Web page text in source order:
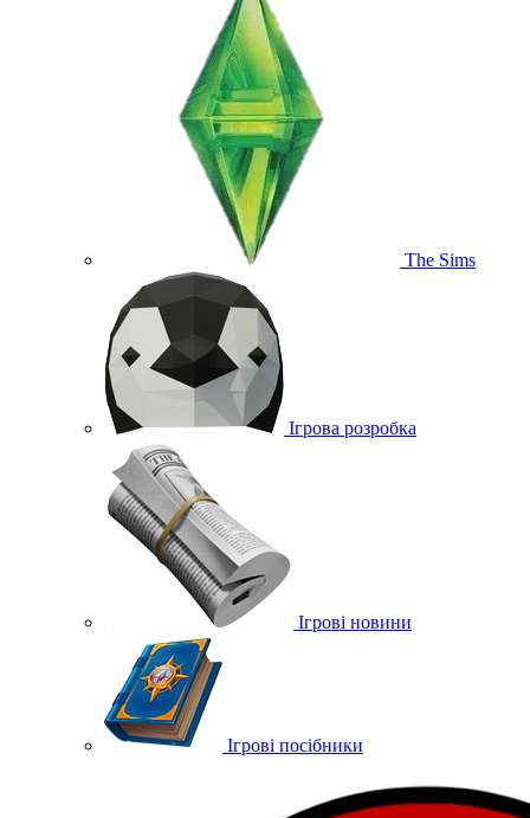
The Sims
Ігрова розробка
Ігрові новини
Ігрові посібники